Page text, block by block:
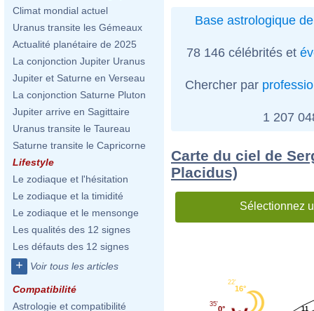
Climat mondial actuel
Uranus transite les Gémeaux
Actualité planétaire de 2025
La conjonction Jupiter Uranus
Jupiter et Saturne en Verseau
La conjonction Saturne Pluton
Jupiter arrive en Sagittaire
Uranus transite le Taureau
Saturne transite le Capricorne
Lifestyle
Le zodiaque et l'hésitation
Le zodiaque et la timidité
Le zodiaque et le mensonge
Les qualités des 12 signes
Les défauts des 12 signes
+ Voir tous les articles
Compatibilité
Astrologie et compatibilité
Base astrologique
78 146 célébrités et
Chercher par
1 207
Carte du ciel de
Placidus)
Sélectionnez
11
16°
22'
0°
35'